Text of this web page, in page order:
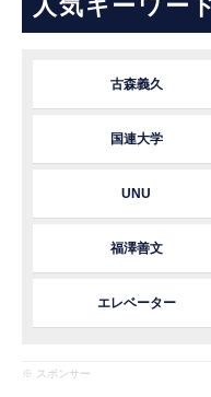
人気キーワー
古森義久
国連大学
UNU
福澤善文
エレベーター
※ スポンサー